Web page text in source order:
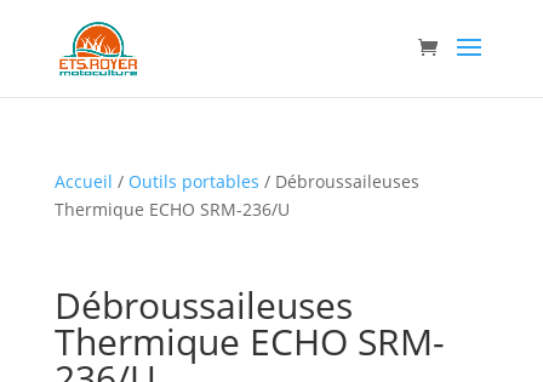
Accueil / Outils portables / Débroussaileuses
Thermique ECHO SRM-236/U
Débroussaileuses
Thermique ECHO SRM-